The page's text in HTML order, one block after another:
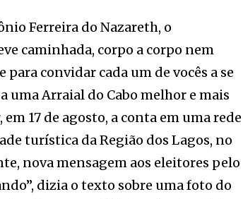
Ferreira do Nazareth, o
caminhada, corpo a corpo nem
convidar cada um de vocês a se
Arraial do Cabo melhor e mais
17 de agosto, a conta em uma rede
turística da Região dos Lagos, no
nova mensagem aos eleitores pelo
dizia o texto sobre uma foto do